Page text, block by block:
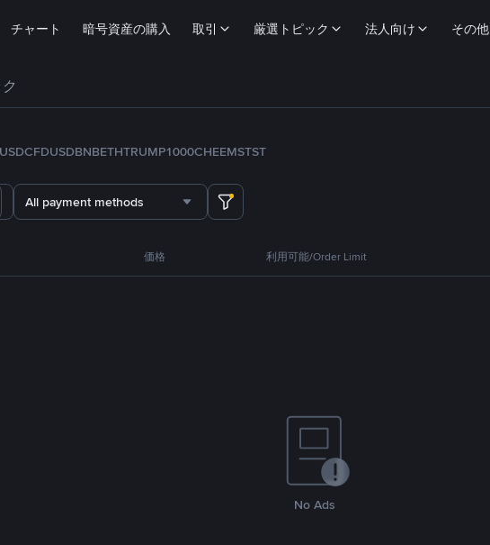
チャート 暗号資産の購入 取引 厳選トピック 法人向け その他
USDCFDUSDBNBETHTRUMP1000CHEEMSTST
All payment methods
価格 利用可能/Order Limit
No Ads